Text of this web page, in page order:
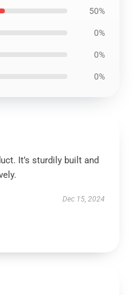
50%
0%
0%
0%
It’s sturdily built and
Dec 15, 2024